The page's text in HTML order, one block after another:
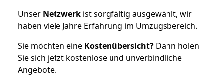
Unser Netzwerk ist sorgfältig ausgewählt, wir
haben viele Jahre Erfahrung im Umzugsbereich.
Sie möchten eine Kostenübersicht? Dann holen
Sie sich jetzt kostenlose und unverbindliche
Angebote.